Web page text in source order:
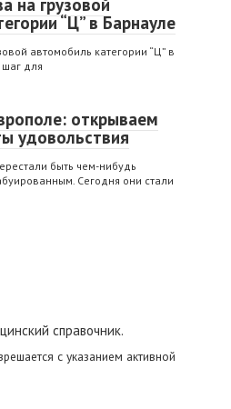
на грузовой
“Ц” в Барнауле
автомобиль категории “Ц” в
для
открываем
удовольствия
быть чем-нибудь
Сегодня они стали
справочник.
с указанием активной